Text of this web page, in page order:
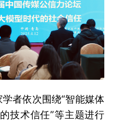
者依次围绕“智能媒体
技术信任”等主题进行